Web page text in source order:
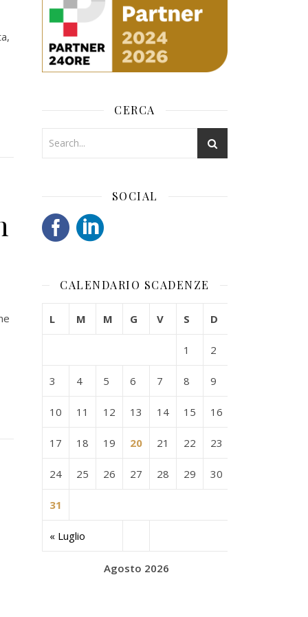
CERCA
SOCIAL
CALENDARIO SCADENZE
Agosto 2026
L M M G V S D
« Luglio
1 2
3 4 5 6 7 8 9
10 11 12 13 14 15 16
17 18 19 20 21 22 23
24 25 26 27 28 29 30
31